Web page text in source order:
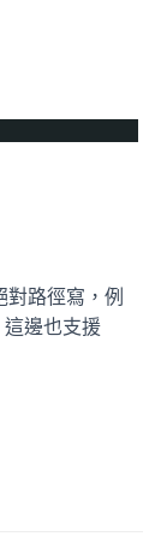
路徑寫，例
邊也支援